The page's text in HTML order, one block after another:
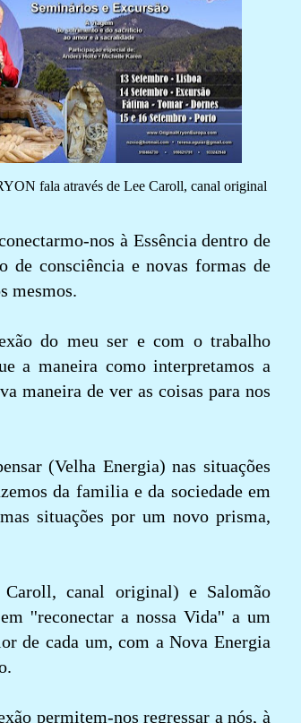
fala através de Lee Caroll, canal original
nos à Essência dentro de
de consciência e novas formas de
mesmos.
do meu ser e com o trabalho
a maneira como interpretamos a
maneira de ver as coisas para nos
(Velha Energia) nas situações
da familia e da sociedade em
situações por um novo prisma,
Caroll, canal original) e Salomão
''reconectar a nossa Vida'' a um
de cada um, com a Nova Energia
permitem-nos regressar a nós, à